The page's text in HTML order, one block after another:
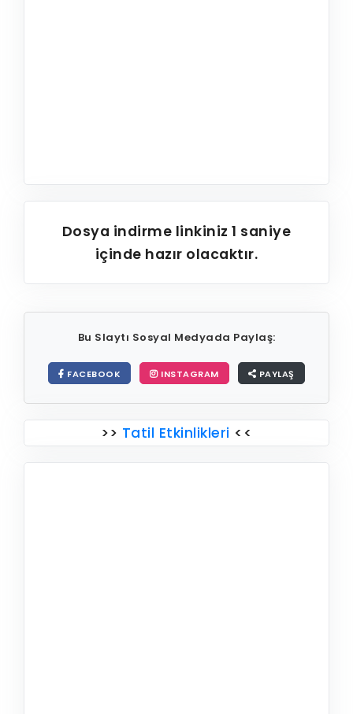
Dosya indirme linkiniz1 saniye
içinde hazır olacaktır.
Bu Slaytı Sosyal Medyada Paylaş:
FACEBOOK INSTAGRAM PAYLAŞ
>> Tatil Etkinlikleri <<